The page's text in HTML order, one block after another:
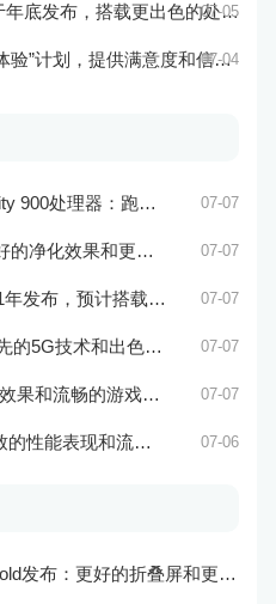
，搭载更出色的处理器和相机系统07-05
，提供满意度和信任度的用户体验07-04
处理器：跑分过万 07-07
和更智能的控制系统 07-07
载更好的相机系统和处理器 07-07
术和出色的游戏性能 07-07
和流畅的游戏性能 07-07
现和流畅的操作体验 07-06
联想ThinkPad X1 Fold发布：更好的折叠屏和更快速的处理器